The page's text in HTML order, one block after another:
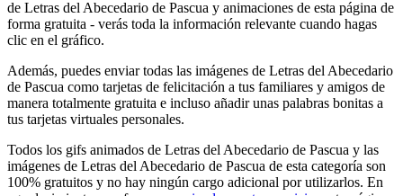
de Letras del Abecedario de Pascua y animaciones de esta página de
forma gratuita - verás toda la información relevante cuando hagas
clic en el gráfico.
Además, puedes enviar todas las imágenes de Letras del Abecedario
de Pascua como tarjetas de felicitación a tus familiares y amigos de
manera totalmente gratuita e incluso añadir unas palabras bonitas a
tus tarjetas virtuales personales.
Todos los gifs animados de Letras del Abecedario de Pascua y las
imágenes de Letras del Abecedario de Pascua de esta categoría son
100% gratuitos y no hay ningún cargo adicional por utilizarlos. En